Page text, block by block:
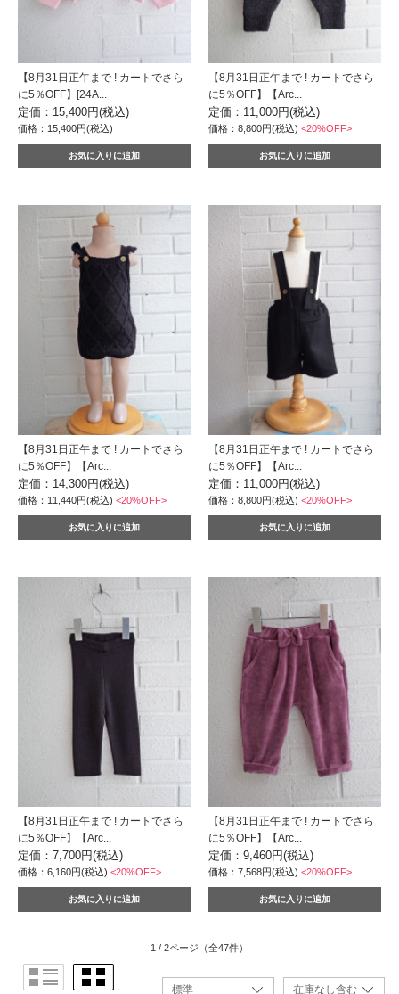
【8月31日正午まで ! カートでさら
に5％OFF】[24A...
定価：15,400円(税込)
価格：15,400円(税込)
【8月31日正午まで ! カートでさら
に5％OFF】【Arc...
定価：11,000円(税込)
価格：8,800円(税込)<20%OFF>
【8月31日正午まで ! カートでさら
に5％OFF】【Arc...
定価：14,300円(税込)
価格：11,440円(税込) <20%OFF>
【8月31日正午まで ! カートでさら
に5％OFF】【Arc...
定価：11,000円(税込)
価格：8,800円(税込)<20%OFF>
【8月31日正午まで ! カートでさら
に5％OFF】【Arc...
定価：7,700円(税込)
価格：6,160円(税込) <20%OFF>
【8月31日正午まで ! カートでさら
に5％OFF】【Arc...
定価：9,460円(税込)
価格：7,568円(税込)<20%OFF>
1 / 2ページ （全47件）